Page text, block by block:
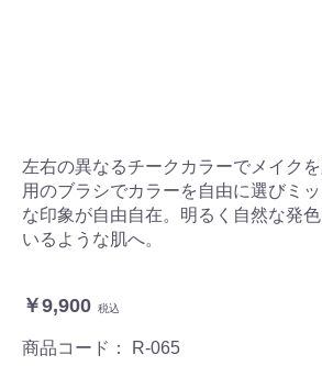
左右の異なるチークカラーでメイク
用のブラシでカラーを自由に選びミ
な印象が自由自在。明るく自然な発
いるような肌へ。
￥9,900 税込
商品コード： R-065